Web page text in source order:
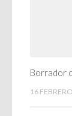
Borrador
16